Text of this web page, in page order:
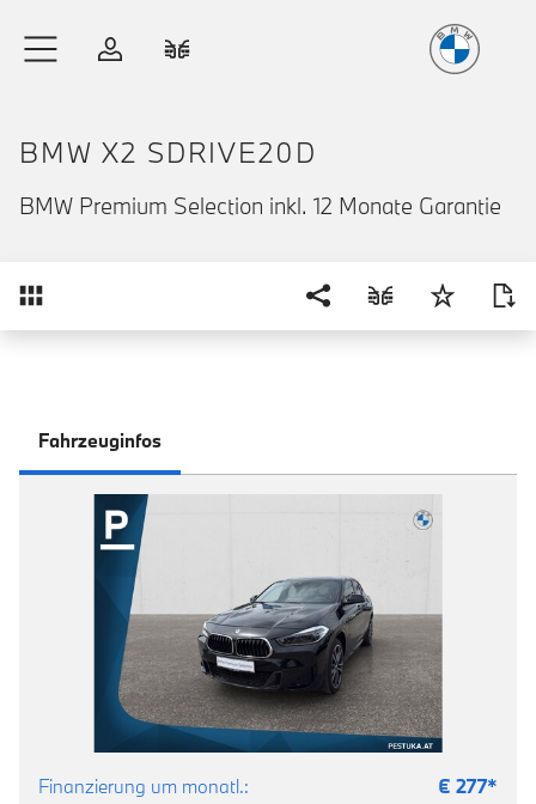
Anmelden
BMW X2 SDRIVE20D
BMW Premium Selection inkl. 12 Monate Garantie
Fahrzeuginfos
Finanzierung um monatl.: € 277*